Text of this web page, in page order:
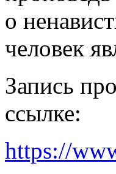
о
человек
Запись
ссылке:
https://